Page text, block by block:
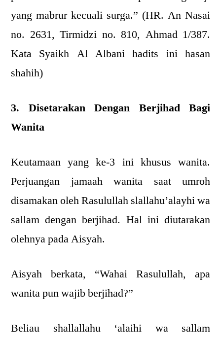
yang mabrur kecuali surga.” (HR. An Nasai
no. 2631, Tirmidzi no. 810, Ahmad 1/387.
Kata Syaikh Al Albani hadits ini hasan
shahih)
3. Disetarakan Dengan Berjihad Bagi
Wanita
Keutamaan yang ke-3 ini khusus wanita.
Perjuangan jamaah wanita saat umroh
disamakan oleh Rasulullah slallahu’alayhi wa
sallam dengan berjihad. Hal ini diutarakan
olehnya pada Aisyah.
Aisyah berkata, “Wahai Rasulullah, apa
wanita pun wajib berjihad?”
Beliau shallallahu ‘alaihi wa sallam